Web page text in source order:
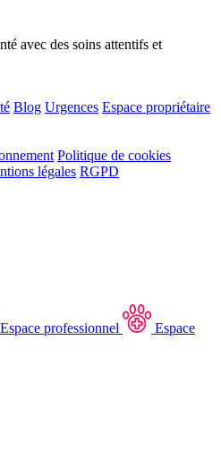
avec des soins attentifs et
Blog Urgences Espace propriétaire
Politique de cookies
légales RGPD
Espace professionnel
Espace